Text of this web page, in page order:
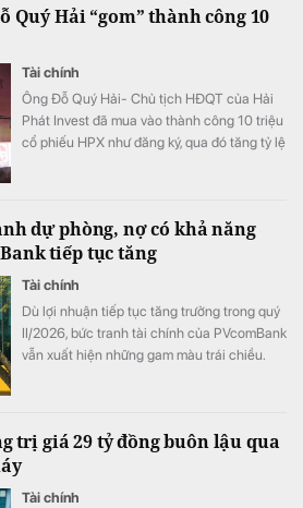
Quý Hải “gom” thành công 10
Tài chính
Ông Đỗ Quý Hải- Chủ tịch HĐQT của Hải
Phát Invest đã mua vào thành công 10 triệu
cổ phiếu HPX như đăng ký, qua đó tăng tỷ lệ
dự phòng, nợ có khả năng
tiếp tục tăng
Tài chính
Dù lợi nhuận tiếp tục tăng trưởng trong quý
II/2026, bức tranh tài chính của PVcomBank
vẫn xuất hiện những gam màu trái chiều.
có khả năng mất vốn (nợ nhóm 5) tiếp tục
tăng gần 20%, lên sát 3.900 tỷ đồng.
trị giá 29 tỷ đồng buôn lậu qua
Tài chính